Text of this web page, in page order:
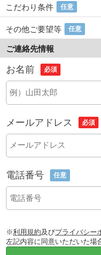
こだわり条件 任意
その他ご要望等 任意
ご連絡先情報
お名前 必須
メールアドレス 必須
電話番号 任意
※利用規約及びプライバシー
左記内容に同意いただいた場